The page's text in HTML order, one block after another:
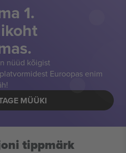
1.
nüüd kõigist
Euroopas enim
MÜÜKI
tippmärk